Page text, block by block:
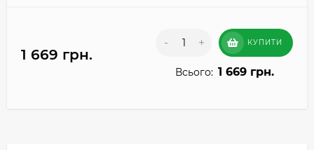
1 669 грн.
- + КУПИТИ
Всього: 1 669 грн.